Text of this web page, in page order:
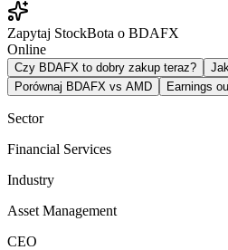
Zapytaj StockBota o BDAFX
Online
Czy BDAFX to dobry zakup teraz?
Porównaj BDAFX vs AMD
Earnings
Sector
Financial Services
Industry
Asset Management
CEO